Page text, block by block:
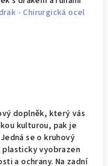
doplněk, který vás
kulturou, pak je
se o kruhový
vyobrazen
a ochrany. Na zadní